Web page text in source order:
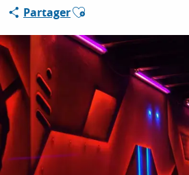
SÉJOURNER
PartagerAjouter aux favoris